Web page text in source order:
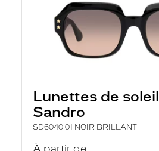
Lunettes de soleil
Sandro
SD6040 01 NOIR BRILLANT
À partir de